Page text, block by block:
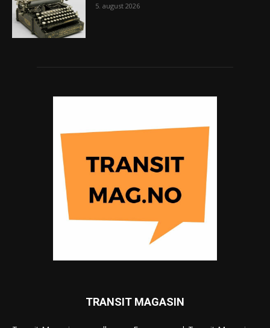
5. august 2026
TRANSIT MAGASIN